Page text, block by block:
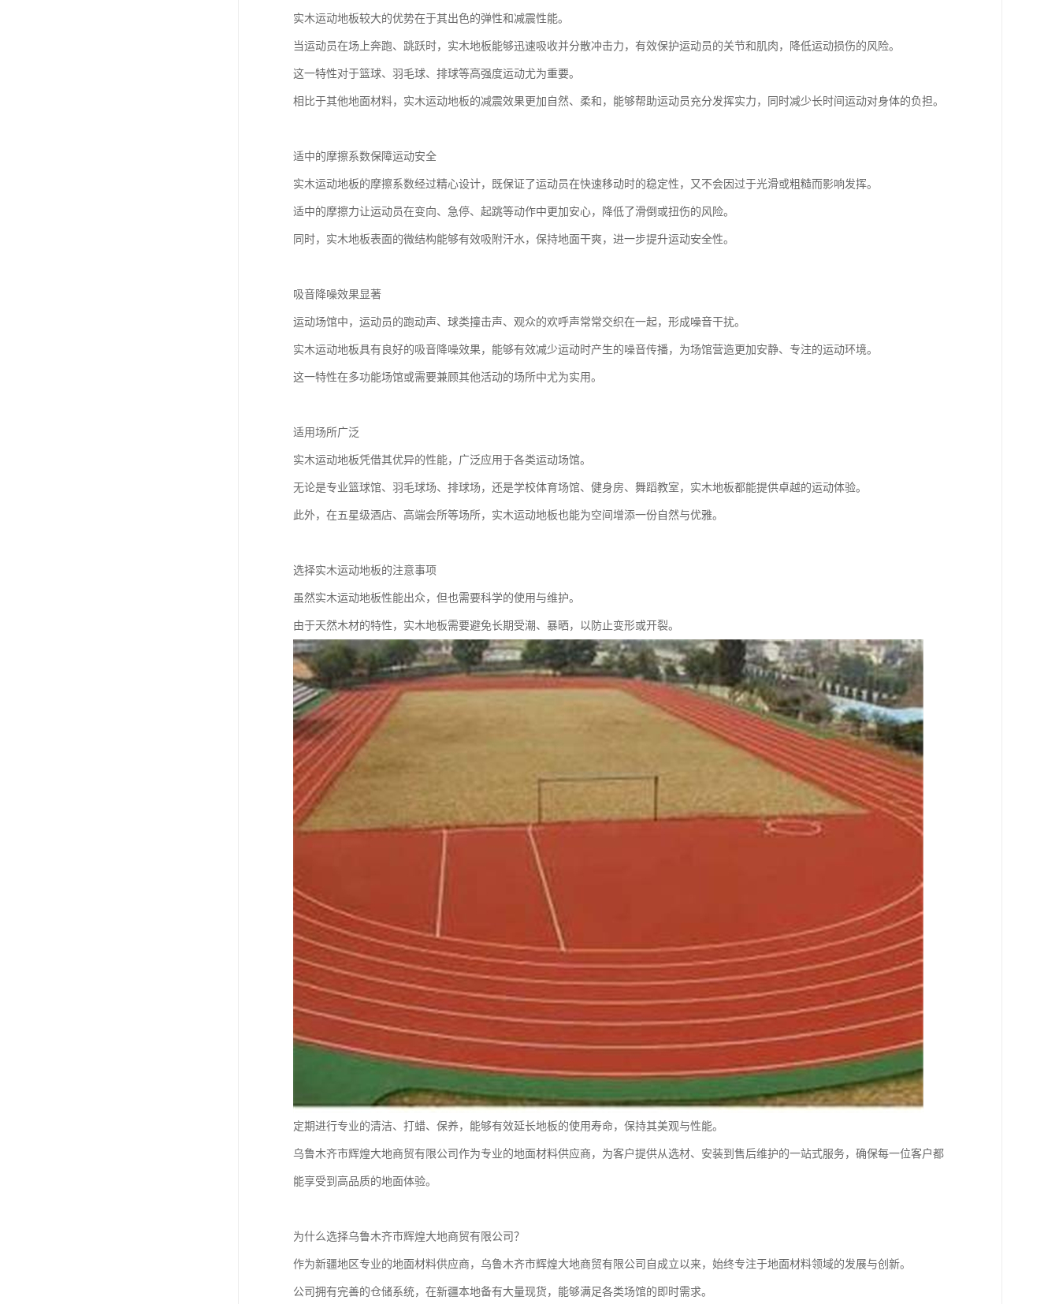
实木运动地板较大的优势在于其出色的弹性和减震性能。
当运动员在场上奔跑、跳跃时，实木地板能够迅速吸收并分散冲击力，有效保护运动员的关节和肌肉，降低运动损伤的风险。
这一特性对于篮球、羽毛球、排球等高强度运动尤为重要。
相比于其他地面材料，实木运动地板的减震效果更加自然、柔和，能够帮助运动员充分发挥实力，同时减少长时间运动对身体的负担。
适中的摩擦系数保障运动安全
实木运动地板的摩擦系数经过精心设计，既保证了运动员在快速移动时的稳定性，又不会因过于光滑或粗糙而影响发挥。
适中的摩擦力让运动员在变向、急停、起跳等动作中更加安心，降低了滑倒或扭伤的风险。
同时，实木地板表面的微结构能够有效吸附汗水，保持地面干爽，进一步提升运动安全性。
吸音降噪效果显著
运动场馆中，运动员的跑动声、球类撞击声、观众的欢呼声常常交织在一起，形成噪音干扰。
实木运动地板具有良好的吸音降噪效果，能够有效减少运动时产生的噪音传播，为场馆营造更加安静、专注的运动环境。
这一特性在多功能场馆或需要兼顾其他活动的场所中尤为实用。
适用场所广泛
实木运动地板凭借其优异的性能，广泛应用于各类运动场馆。
无论是专业篮球馆、羽毛球场、排球场，还是学校体育场馆、健身房、舞蹈教室，实木地板都能提供卓越的运动体验。
此外，在五星级酒店、高端会所等场所，实木运动地板也能为空间增添一份自然与优雅。
选择实木运动地板的注意事项
虽然实木运动地板性能出众，但也需要科学的使用与维护。
由于天然木材的特性，实木地板需要避免长期受潮、暴晒，以防止变形或开裂。
定期进行专业的清洁、打蜡、保养，能够有效延长地板的使用寿命，保持其美观与性能。
乌鲁木齐市辉煌大地商贸有限公司作为专业的地面材料供应商，为客户提供从选材、安装到售后维护的一站式服务，确保每一位客户都
能享受到高品质的地面体验。
为什么选择乌鲁木齐市辉煌大地商贸有限公司？
作为新疆地区专业的地面材料供应商，乌鲁木齐市辉煌大地商贸有限公司自成立以来，始终专注于地面材料领域的发展与创新。
公司拥有完善的仓储系统，在新疆本地备有大量现货，能够满足各类场馆的即时需求。